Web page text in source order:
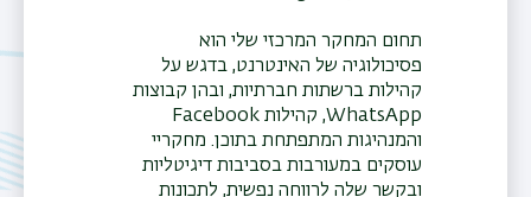
תחום המחקר המרכזי שלי הוא
פסיכולוגיה של האינטרנט, בדגש על
קהילות ברשתות חברתיות, ובהן קבוצות
WhatsApp, קהילות Facebook
והמנהיגות המתפתחת בתוכן. מחקריי
עוסקים במעורבות בסביבות דיגיטליות
ובקשר שלה לרווחה נפשית, לתכונות